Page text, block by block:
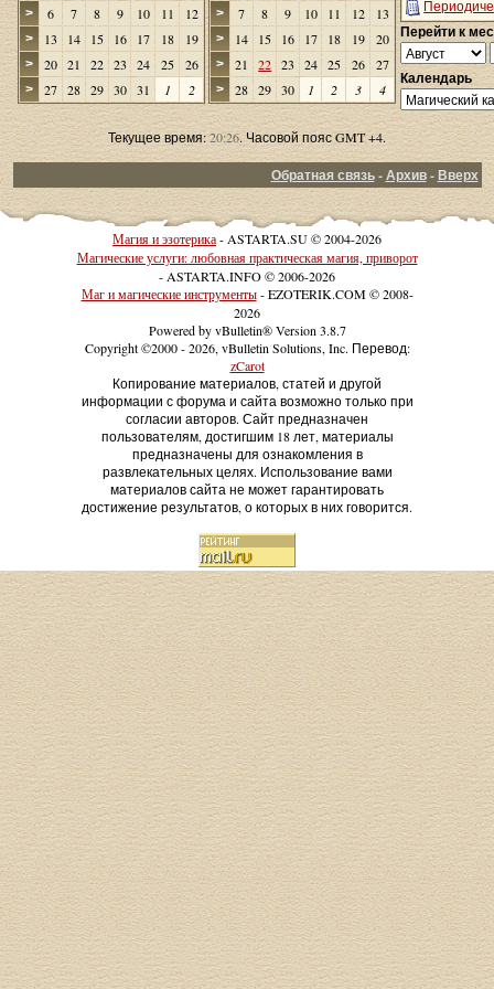
> 6 7 8 9 10 11 12
> 13 14 15 16 17 18 19
> 20 21 22 23 24 25 26
> 27 28 29 30 31 1 2
> 7 8 9 10 11 12 13
> 14 15 16 17 18 19 20
> 21 22 23 24 25 26 27
> 28 29 30 1 2 3 4
Перейти к
Календарь
Текущее время:20:26. Часовой пояс GMT +4.
Обратная связь-Архив-Вверх
Магия и эзотерика- ASTARTA.SU © 2004-2026
Магические услуги: любовная практическая магия, приворот
- ASTARTA.INFO © 2006-2026
Маг и магические инструменты- EZOTERIK.COM © 2008-
2026
Powered by vBulletin® Version 3.8.7
Copyright ©2000 - 2026, vBulletin Solutions, Inc. Перевод:
zCarot
Копирование материалов, статей и другой
информации с форума и сайта возможно только при
согласии авторов. Сайт предназначен
пользователям, достигшим 18 лет, материалы
предназначены для ознакомления в
развлекательных целях. Использование вами
материалов сайта не может гарантировать
достижение результатов, о которых в них говорится.